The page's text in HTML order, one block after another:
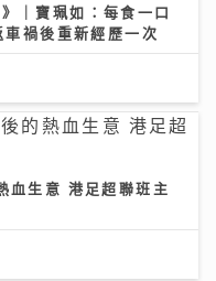
｜寶珮如：每食一口
禍後重新經歷一次
血生意 港足超聯班主